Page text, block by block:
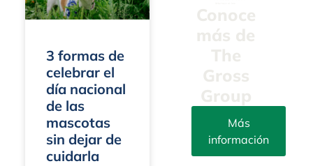
3 formas de
celebrar el
día nacional
de las
mascotas
sin dejar de
cuidarla
Conoce
más de
The
Gross
Group
Más
información